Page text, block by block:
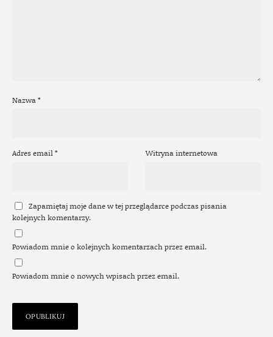
Nazwa*
Adres email* Witryna internetowa
Zapamiętaj moje dane w tej przeglądarce podczas pisania
kolejnych komentarzy.
Powiadom mnie o kolejnych komentarzach przez email.
Powiadom mnie o nowych wpisach przez email.